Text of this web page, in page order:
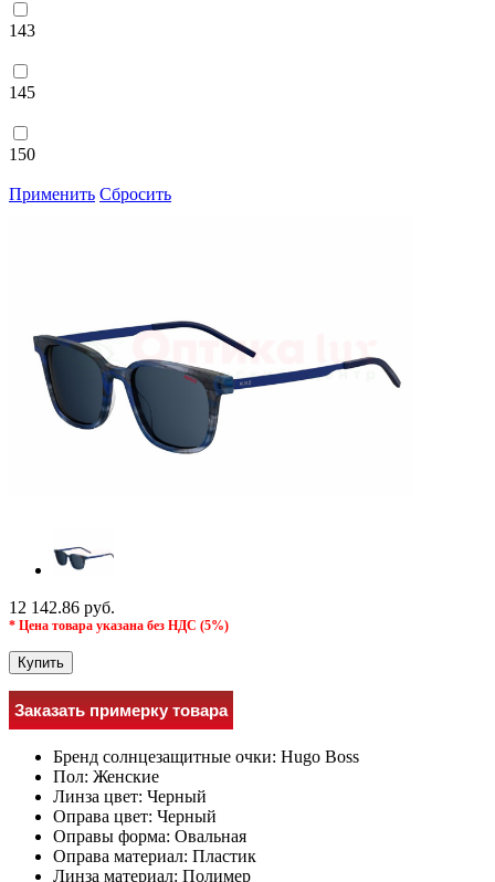
143
145
150
Применить Сбросить
12 142.86 руб.
* Цена товара указана без НДС (5%)
Купить
Заказать примерку товара
Бренд солнцезащитные очки: Hugo Boss
Пол: Женские
Линза цвет: Черный
Оправа цвет: Черный
Оправы форма: Овальная
Оправа материал: Пластик
Линза материал: Полимер